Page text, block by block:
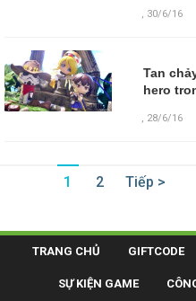
, 30/6/16
Tan
hero
, 28/6/16
1 2 Tiếp >
TRANG CHỦ GIFTCODE
SỰ KIỆN GAME